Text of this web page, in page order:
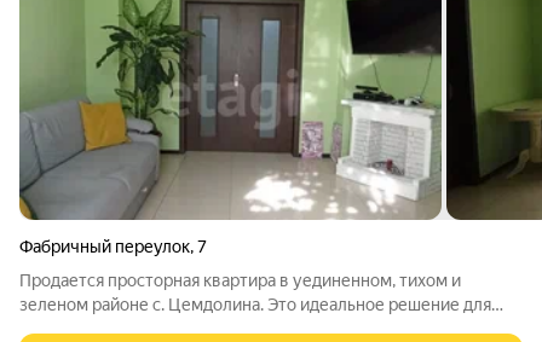
Фабричный переулок,7
Продается просторная квартира в уединенном, тихом и
зеленом районе с. Цемдолина. Это идеальное решение для